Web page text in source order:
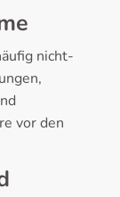
nicht-
vor den